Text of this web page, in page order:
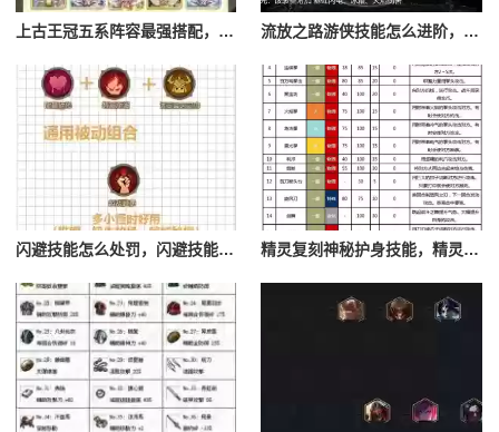
上古王冠五系阵容最强搭配，上古王冠五星排行 流放之路游侠技能怎么进阶，流放之路游侠技能怎么进阶的
闪避技能怎么处罚，闪避技能怎么处罚队友 精灵复刻神秘护身技能，精灵复刻攻略